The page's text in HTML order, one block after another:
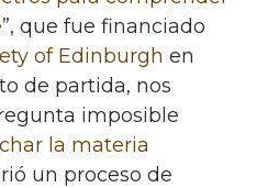
”, que fue financiado
of Edinburgh en
de partida, nos
imposible
la materia
un proceso de